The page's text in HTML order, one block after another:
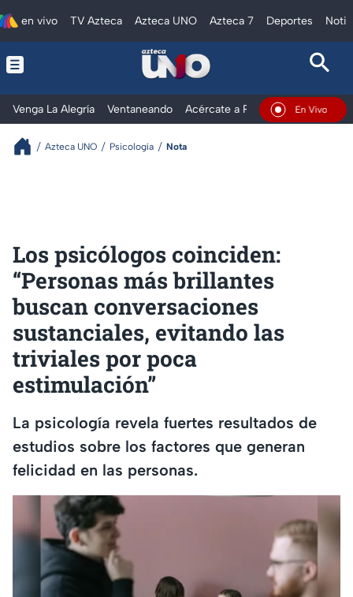
en vivo TV Azteca Azteca UNO Azteca 7 Deportes
Venga La Alegría Ventaneando Acércate a Rocío Al Extremo
En Vivo
Azteca UNO Psicología Nota
Los psicólogos coinciden:
“Personas más brillantes
buscan conversaciones
sustanciales, evitando las
triviales por poca
estimulación”
La psicología revela fuertes resultados de
estudios sobre los factores que generan
felicidad en las personas.